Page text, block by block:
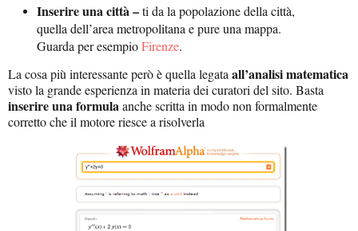
Inserire una città –ti da la popolazione della città,
quella dell’area metropolitana e pure una mappa.
Guarda per esempioFirenze.
La cosa più interessante però è quella legataall’analisi matematica
visto la grande esperienza in materia dei curatori del sito. Basta
inserire una formulaanche scritta in modo non formalmente
corretto che il motore riesce a risolverla